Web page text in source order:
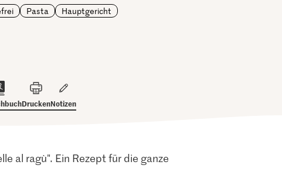
Pasta Hauptgericht
DruckenNotizen
al ragù". Ein Rezept für die ganze